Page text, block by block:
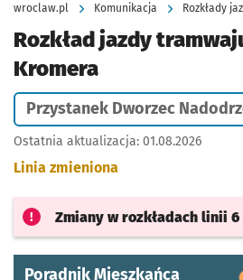
wroclaw.pl Komunikacja Rozkłady
Rozkład jazdy
Kromera
Przystanek Dworzec
Ostatnia aktualizacja: 01.08.2026
Linia zmieniona
Zmiany w rozkładach linii 6
Poradnik Mieszkańca